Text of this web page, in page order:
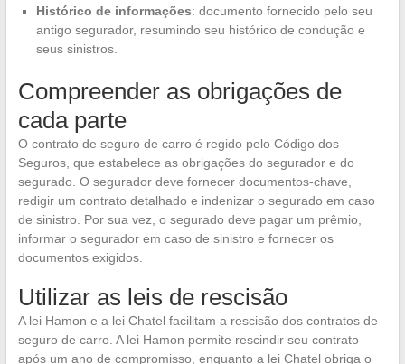
Histórico de informações: documento fornecido pelo seu
antigo segurador, resumindo seu histórico de condução e
seus sinistros.
Compreender as obrigações de
cada parte
O contrato de seguro de carro é regido pelo Código dos
Seguros, que estabelece as obrigações do segurador e do
segurado. O segurador deve fornecer documentos-chave,
redigir um contrato detalhado e indenizar o segurado em caso
de sinistro. Por sua vez, o segurado deve pagar um prêmio,
informar o segurador em caso de sinistro e fornecer os
documentos exigidos.
Utilizar as leis de rescisão
A lei Hamon e a lei Chatel facilitam a rescisão dos contratos de
seguro de carro. A lei Hamon permite rescindir seu contrato
após um ano de compromisso, enquanto a lei Chatel obriga o